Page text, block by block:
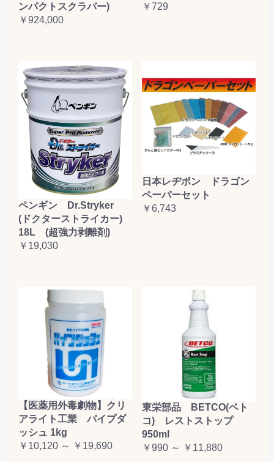
ンパクトスクラバー)
￥924,000
￥729
ペンギン Dr.Stryker
(ドクターストライカー)
18L (超強力剥離剤)
￥19,030
日本レヂボン ドラゴン
ペーパーセット
￥6,743
【医薬用外毒劇物】クリ
アライト工業 パイプダ
ッシュ 1kg
￥10,120 ～ ￥19,690
東栄部品 BETCO(ベト
コ) レストストップ
950ml
￥990 ～ ￥11,880